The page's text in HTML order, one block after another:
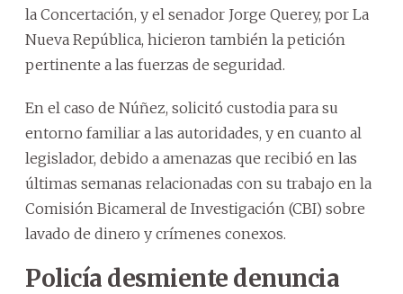
la Concertación, y el senador Jorge Querey, por La
Nueva República, hicieron también la petición
pertinente a las fuerzas de seguridad.
En el caso de Núñez, solicitó custodia para su
entorno familiar a las autoridades, y en cuanto al
legislador, debido a amenazas que recibió en las
últimas semanas relacionadas con su trabajo en la
Comisión Bicameral de Investigación (CBI) sobre
lavado de dinero y crímenes conexos.
Policía desmiente denuncia